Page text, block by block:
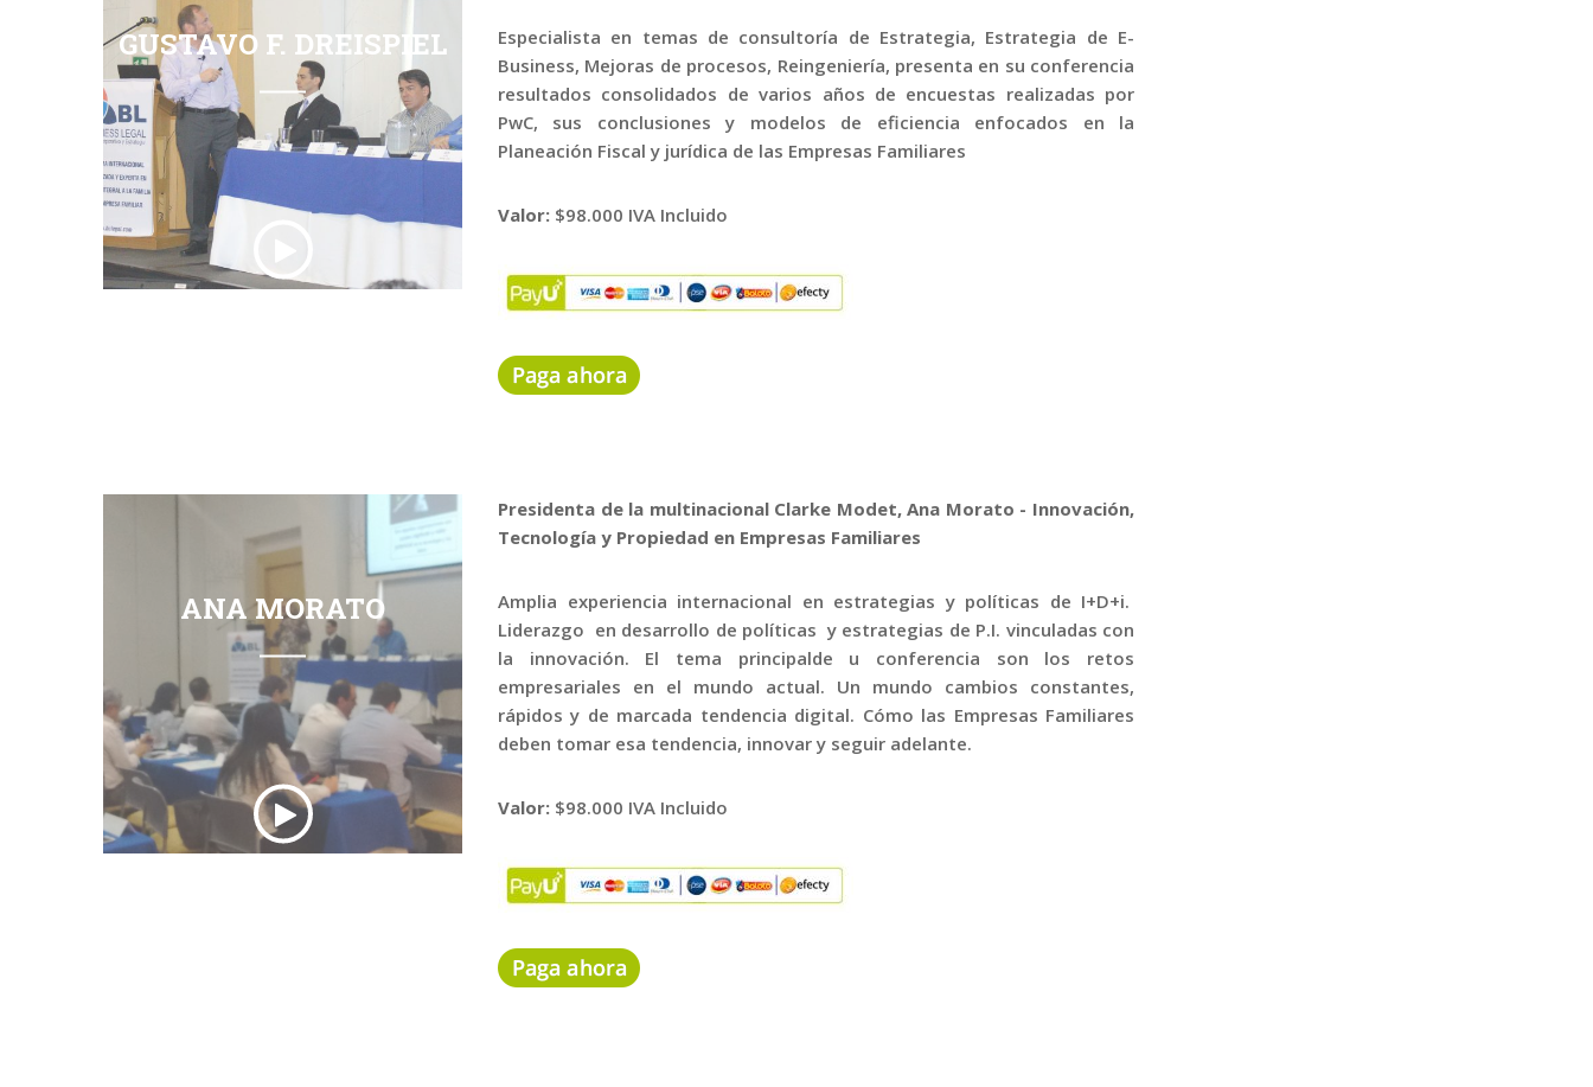
GUSTAVO F. DREISPIEL
Especialista en temas de consultoría de Estrategia, Estrategia de E-
Business, Mejoras de procesos, Reingeniería, presenta en su conferencia
resultados consolidados de varios años de encuestas realizadas por
PwC, sus conclusiones y modelos de eficiencia enfocados en la
Planeación Fiscal y jurídica de las Empresas Familiares
Valor: $98.000 IVA Incluido
ANA MORATO
Presidenta de la multinacional Clarke Modet, Ana Morato - Innovación,
Tecnología y Propiedad en Empresas Familiares
Amplia experiencia internacional en estrategias y políticas de I+D+i.
Liderazgo en desarrollo de políticas y estrategias de P.I. vinculadas con
la innovación. El tema principalde u conferencia son los retos
empresariales en el mundo actual. Un mundo cambios constantes,
rápidos y de marcada tendencia digital. Cómo las Empresas Familiares
deben tomar esa tendencia, innovar y seguir adelante.
Valor: $98.000 IVA Incluido